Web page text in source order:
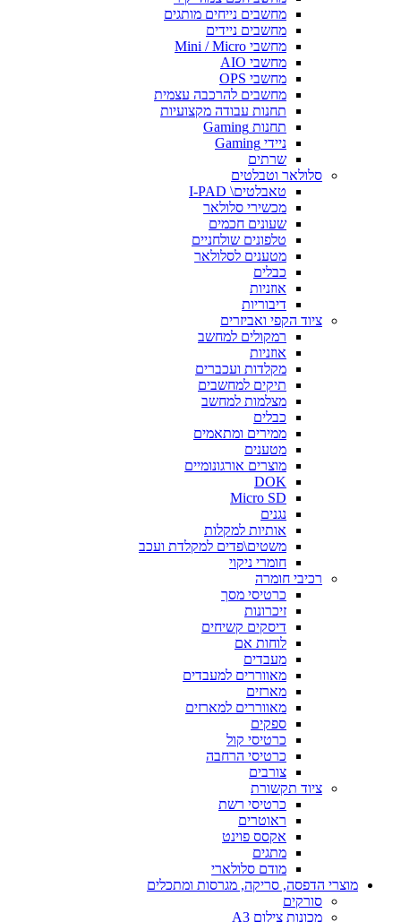
מחשבים נייחים מותגים
מחשבים ניידים
מחשבי Mini / Micro
מחשבי AIO
מחשבי OPS
מחשבים להרכבה עצמית
תחנות עבודה מקצועיות
תחנות Gaming
ניידי Gaming
שרתים
סלולאר וטבלטים
טאבלטים\ I-PAD
מכשירי סלולאר
שעונים חכמים
טלפונים שולחניים
מטענים לסלולאר
כבלים
אוזניות
דיבוריות
ציוד הקפי ואביזרים
רמקולים למחשב
אוזניות
מקלדות ועכברים
תיקים למחשבים
מצלמות למחשב
כבלים
ממירים ומתאמים
מטענים
מוצרים אורגונומיים
DOK
Micro SD
נגנים
אותיות למקלות
משטים\פדים למקלדת ועכב
חומרי ניקוי
רכיבי חומרה
כרטיסי מסך
זיכרונות
דיסקים קשיחים
לוחות אם
מעבדים
מאווררים למעבדים
מארזים
מאווררים למארזים
ספקים
כרטיסי קול
כרטיסי הרחבה
צורבים
ציוד תקשורת
כרטיסי רשת
ראוטרים
אקסס פוינט
מתגים
מודם סלולארי
מוצרי הדפסה, סריקה, מגרסות ומתכלים
סורקים
מכונות צילום A3